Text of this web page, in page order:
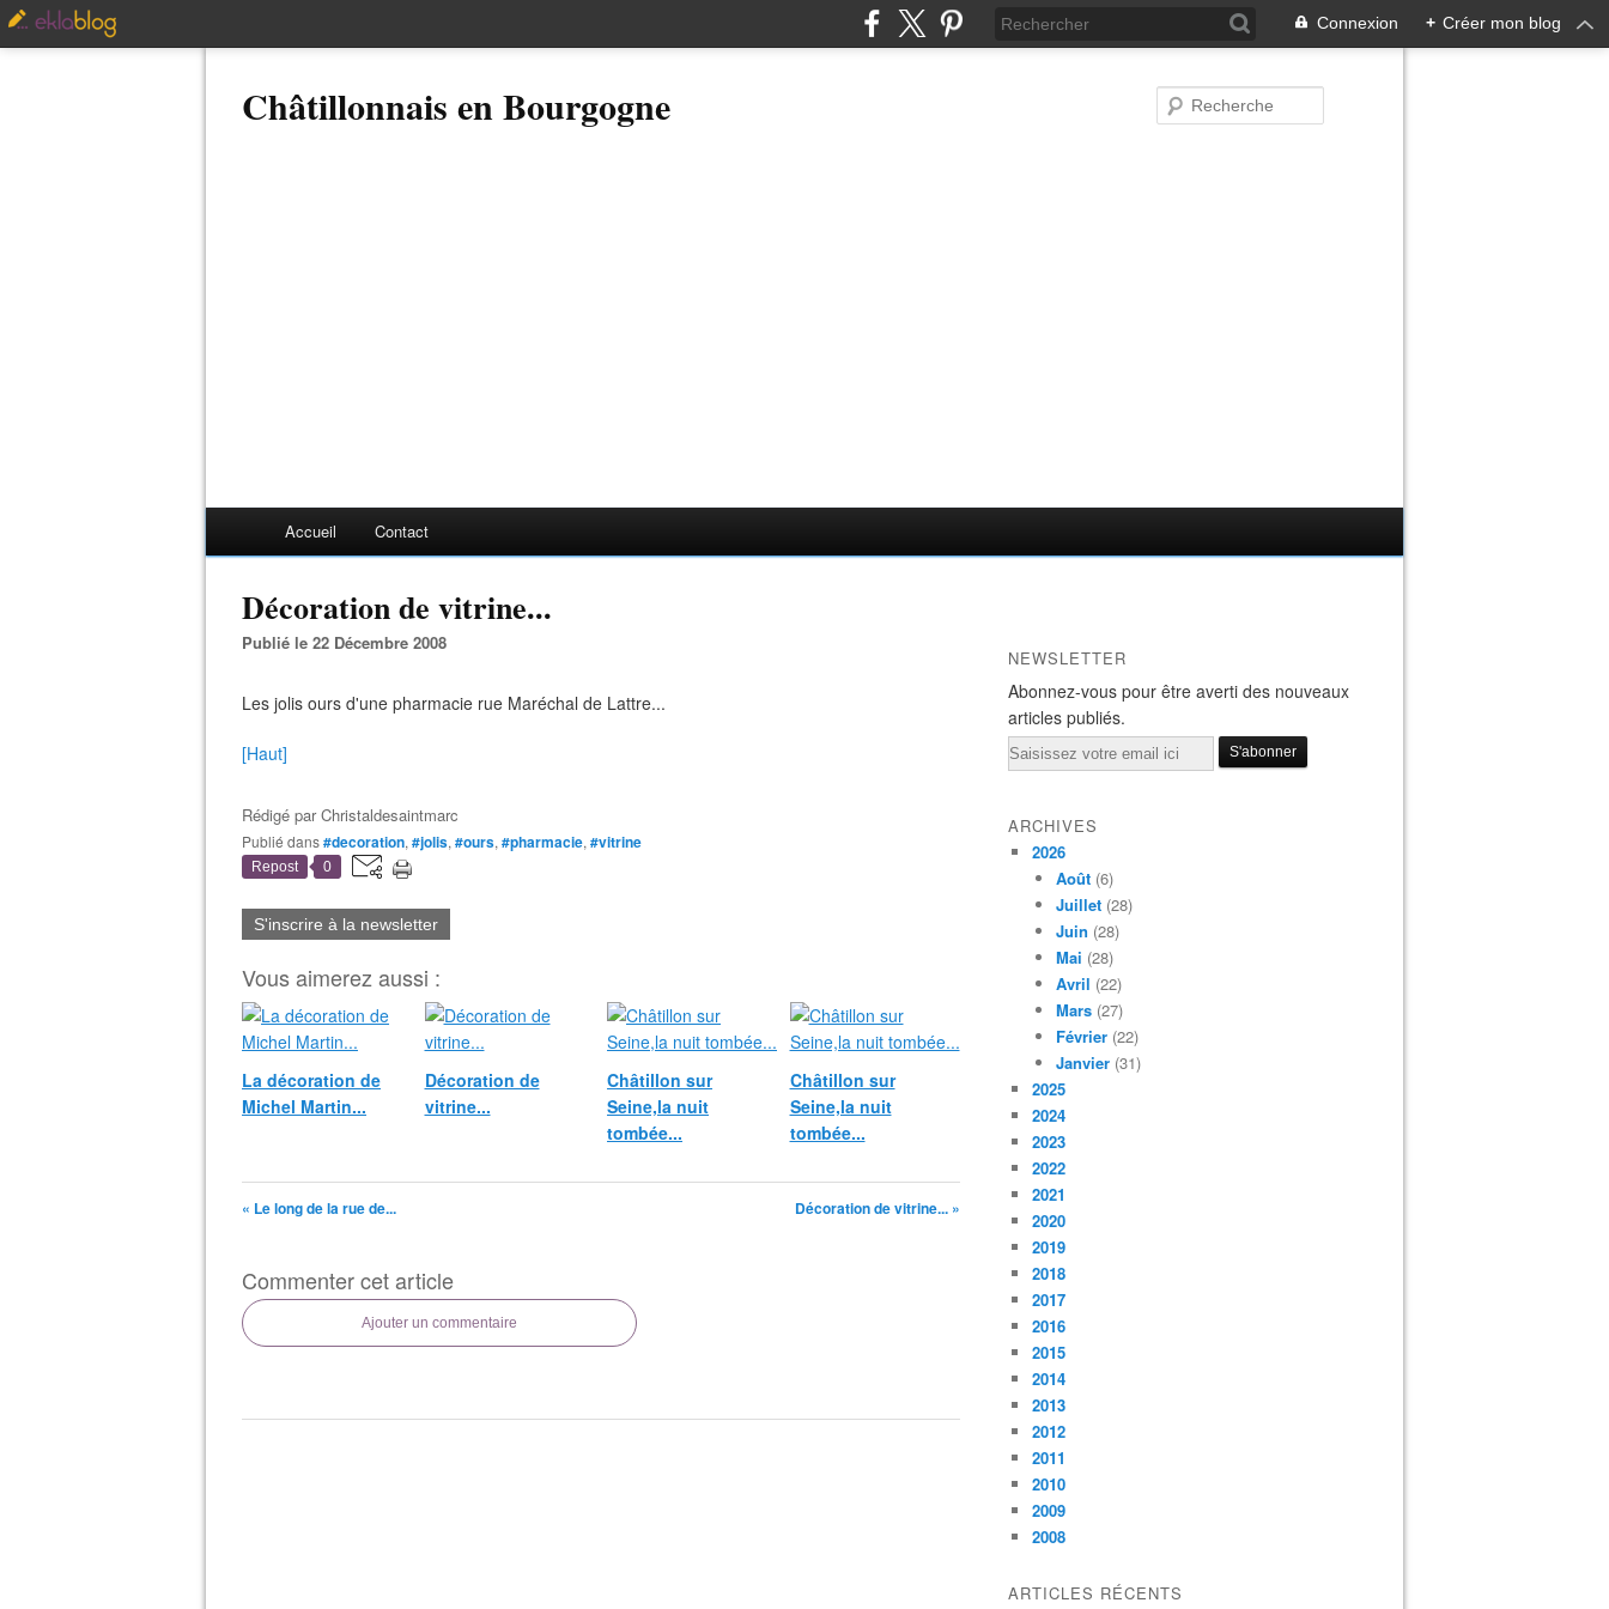
Connexion + Créer mon blog
Châtillonnais en Bourgogne
Accueil Contact
Décoration de vitrine...
Publié le 22 Décembre 2008
Les jolis ours d'une pharmacie rue Maréchal de Lattre...
[Haut]
Rédigé parChristaldesaintmarc
Publié dans#decoration, #jolis, #ours, #pharmacie, #vitrine
Repost 0
S'inscrire à la newsletter
Vous aimerez aussi :
La décoration de
Michel Martin...
Décoration de
vitrine...
Châtillon sur
Seine,la nuit
tombée...
Châtillon sur
Seine,la nuit
tombée...
« Le long de la rue de... Décoration de vitrine... »
Commenter cet article
Ajouter un commentaire
NEWSLETTER
Abonnez-vous pour être averti des nouveaux
articles publiés.
Email
ARCHIVES
2026
Août (6)
Juillet (28)
Juin (28)
Mai (28)
Avril (22)
Mars (27)
Février (22)
Janvier (31)
2025
2024
2023
2022
2021
2020
2019
2018
2017
2016
2015
2014
2013
2012
2011
2010
2009
2008
ARTICLES RÉCENTS